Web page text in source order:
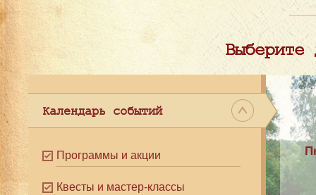
Выберите
Календарь событий
Программы и акции
Квесты и мастер-классы